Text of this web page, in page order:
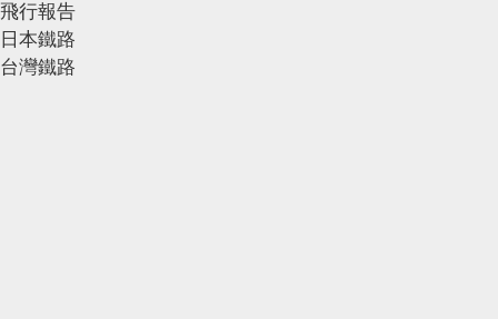
飛行報告
日本鐵路
台灣鐵路